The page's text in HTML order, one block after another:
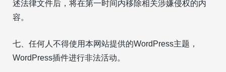
述法律文件后，将在第一时间内移除相关涉嫌侵权的内
容。
七、任何人不得使用本网站提供的WordPress主题，
WordPress插件进行非法活动。